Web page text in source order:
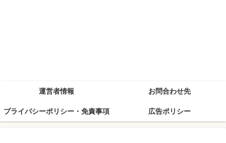
運営者情報 お問合わせ先
プライバシーポリシー・免責事項 広告ポリシー